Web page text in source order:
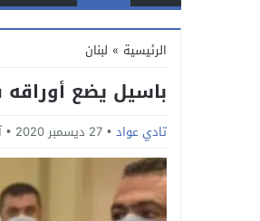
الرئيسية » لبنان
باسيل يضع أوراقه
تادي عواد 27 ديسمبر 2020